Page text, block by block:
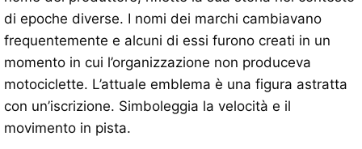
di epoche diverse. I nomi dei marchi cambiavano
frequentemente e alcuni di essi furono creati in un
momento in cui l’organizzazione non produceva
motociclette. L’attuale emblema è una figura astratta
con un’iscrizione. Simboleggia la velocità e il
movimento in pista.